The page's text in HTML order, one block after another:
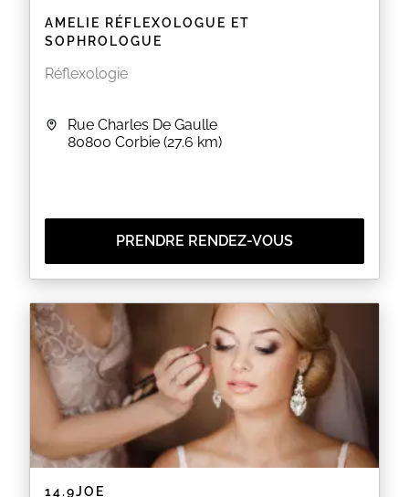
AMELIE RÉFLEXOLOGUE ET
SOPHROLOGUE
Réflexologie
Rue Charles De Gaulle
80800 Corbie (27.6 km)
PRENDRE RENDEZ-VOUS
14.9JOE